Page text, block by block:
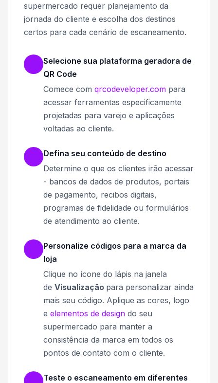
supermercado requer planejamento da
jornada do cliente e escolha dos destinos
certos para cada cenário de escaneamento.
Selecione sua plataforma geradora de
QR Code
Comece com qrcodeveloper.com para
acessar ferramentas especificamente
projetadas para varejo e aplicações
voltadas ao cliente.
Defina seu conteúdo de destino
Determine o que os clientes irão acessar
- bancos de dados de produtos, portais
de pagamento, recibos digitais,
programas de fidelidade ou formulários
de atendimento ao cliente.
Personalize códigos para a marca da
loja
Clique no ícone do lápis na janela
de Visualização para personalizar ainda
mais seu código. Aplique as cores, logo
e elementos de design do seu
supermercado para manter a
consistência da marca em todos os
pontos de contato com o cliente.
Teste o escaneamento em diferentes